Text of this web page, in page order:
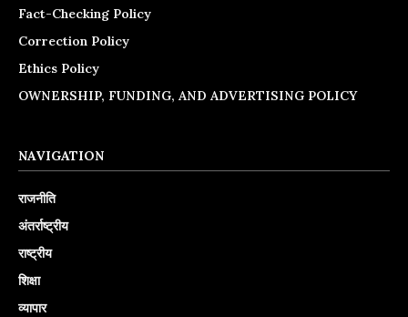
Fact-Checking Policy
Correction Policy
Ethics Policy
OWNERSHIP, FUNDING, AND ADVERTISING POLICY
NAVIGATION
राजनीति
अंतर्राष्ट्रीय
राष्ट्रीय
शिक्षा
व्यापार